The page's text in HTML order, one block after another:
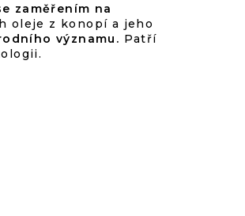
zaměřením na
oleje z konopí a jeho
významu. Patří